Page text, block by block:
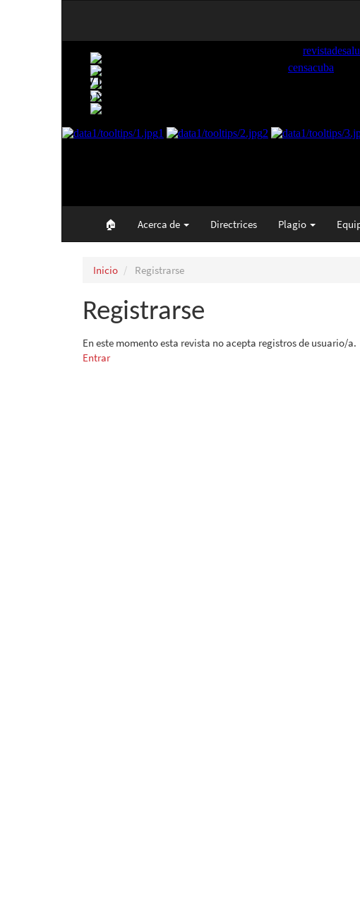
🏠︎ Acerca de Directrices Plagio
Inicio Registrarse
Registrarse
En este momento esta revista no acepta registros de usuario/a.
Entrar